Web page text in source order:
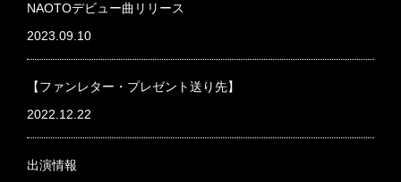
NAOTOデビュー曲リリース
2023.09.10
【ファンレター・プレゼント送り先】
2022.12.22
出演情報